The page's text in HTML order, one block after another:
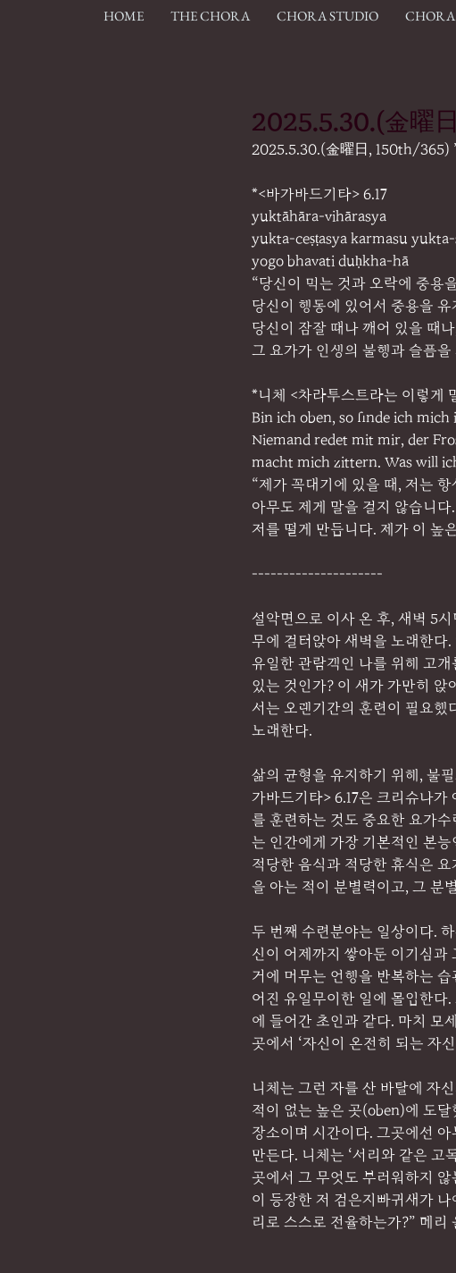
HOME THE CHORA CHORA STUDIO CHORA
2025.5.30.(金曜
2025.5.30.(金曜日, 150th/365)
*<바가바드기타> 6.17
yuktāhāra-vihārasya
yukta-ceṣṭasya karmasu
yogo bhavati duḥkha-hā
“당신이 먹는 것과 오락에 중용
당신이 행동에 있어서 중용을 유
당신이 잠잘 때나 깨어 있을 때
그 요가가 인생의 불행과 슬픔
*니체 <차라투스트라는 이렇게
Bin ich oben, so finde ich mich
Niemand redet mit mir, der
macht mich zittern. Was will
“제가 꼭대기에 있을 때, 저는
아무도 제게 말을 걸지 않습니다
저를 떨게 만듭니다. 제가 이 높
---------------------
설악면으로 이사 온 후, 새벽 5
무에 걸터앉아 새벽을 노래한다
유일한 관람객인 나를 위해 고
있는 것인가? 이 새가 가만히 앉
서는 오랜기간의 훈련이 필요했
노래한다.
삶의 균형을 유지하기 위해, 불
가바드기타> 6.17은 크리슈나
를 훈련하는 것도 중요한 요가
는 인간에게 가장 기본적인 본
적당한 음식과 적당한 휴식은
을 아는 적이 분별력이고, 그 분
두 번째 수련분야는 일상이다.
신이 어제까지 쌓아둔 이기심과
거에 머무는 언행을 반복하는
어진 유일무이한 일에 몰입한다
에 들어간 초인과 같다. 마치 모
곳에서 ‘자신이 온전히 되는 자
니체는 그런 자를 산 바탈에 자
적이 없는 높은 곳(oben)에 도
장소이며 시간이다. 그곳에선
만든다. 니체는 ‘서리와 같은 고
곳에서 그 무엇도 부러워하지
이 등장한 저 검은지빠귀새가
리로 스스로 전율하는가?” 메리